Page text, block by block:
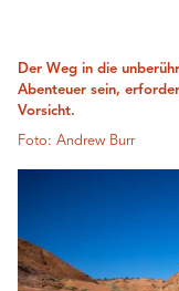
Der Weg in die
Abenteuer sein,
Vorsicht.
Foto: Andrew Burr